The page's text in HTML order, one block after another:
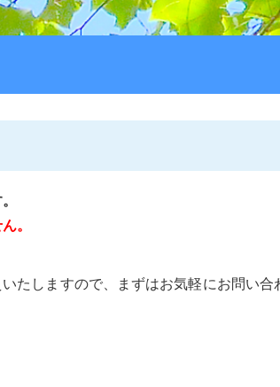
。
たしますので、まずはお気軽にお問い合